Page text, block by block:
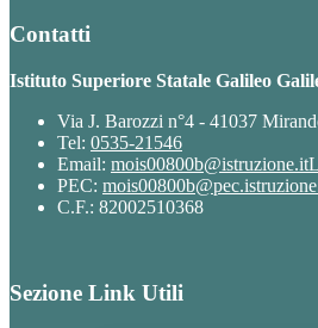
Contatti
Istituto Superiore Statale Galileo
Via J. Barozzi n°4 - 41037
Tel: 0535-21546
Email: mois00800b@istruzione.it
PEC:
C.F.: 82002510368
Sezione Link Utili